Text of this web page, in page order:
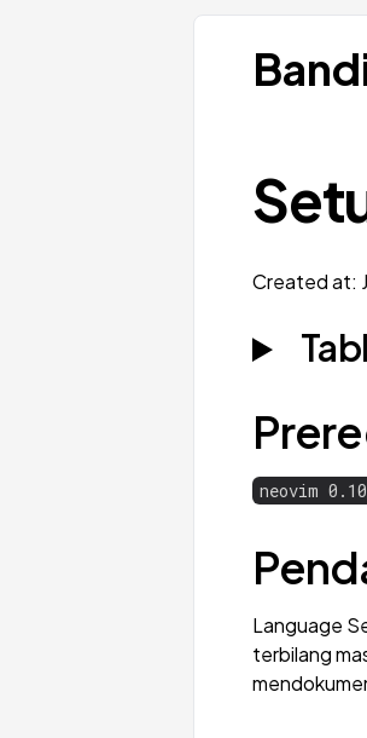
Created at:
neovim
Language
terbilang